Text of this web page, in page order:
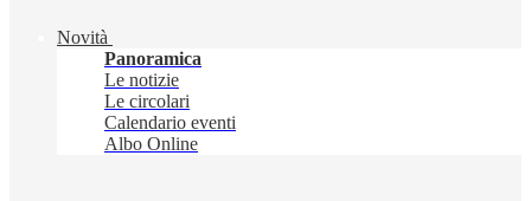
Novità
Panoramica
Le notizie
Le circolari
Calendario eventi
Albo Online